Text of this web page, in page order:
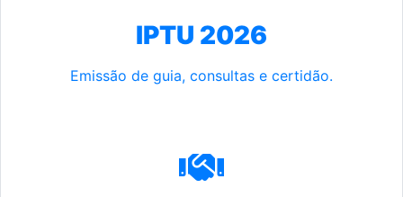
IPTU 2026
Emissão de guia, consultas e certidão.